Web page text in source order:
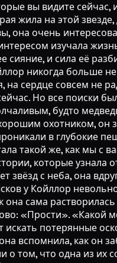
вы видите
жила на этой
она очень
изучала
и сила её
никогда больше
сердце совсем не
Но все поиски
будто
охотником, он
в глубокие
такой же, как мы с
которые узнала
с неба, она
у Койллор
сама
«Прости».
потерянные
вспомнила, как он
том, что одна из их